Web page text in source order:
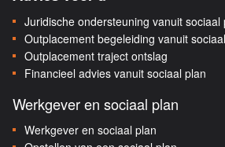
Juridische ondersteuning vanuit sociaal
Outplacement begeleiding vanuit
Outplacement traject ontslag
Financieel advies vanuit sociaal plan
Werkgever en sociaal plan
Werkgever en sociaal plan